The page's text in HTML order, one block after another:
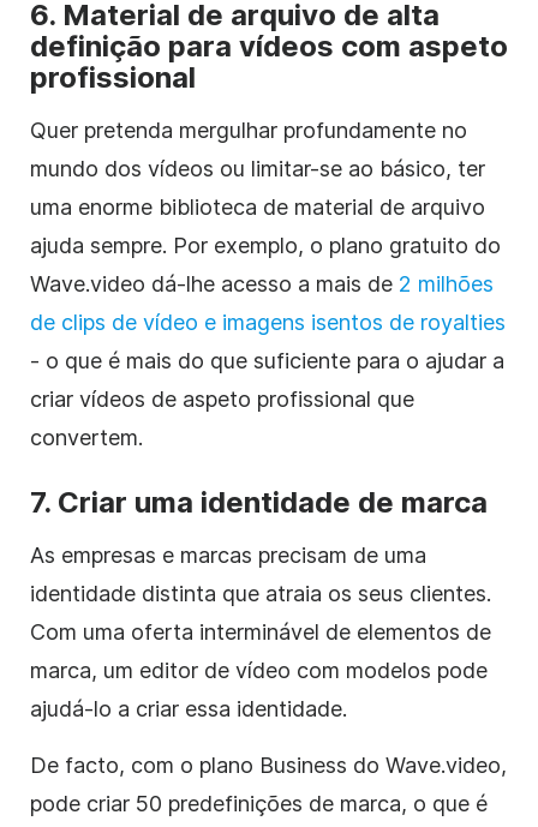
6. Material de arquivo de alta
definição para vídeos com aspeto
profissional
Quer pretenda mergulhar profundamente no
mundo dos vídeos ou limitar-se ao básico, ter
uma enorme biblioteca de material de arquivo
ajuda sempre. Por exemplo, o plano gratuito do
Wave.video dá-lhe acesso a mais de 2 milhões
de clips de vídeo e imagens isentos de royalties
- o que é mais do que suficiente para o ajudar a
criar vídeos de aspeto profissional que
convertem.
7. Criar uma identidade de marca
As empresas e marcas precisam de uma
identidade distinta que atraia os seus clientes.
Com uma oferta interminável de elementos de
marca, um editor de vídeo com modelos pode
ajudá-lo a criar essa identidade.
De facto, com o plano Business do Wave.video,
pode criar 50 predefinições de marca, o que é